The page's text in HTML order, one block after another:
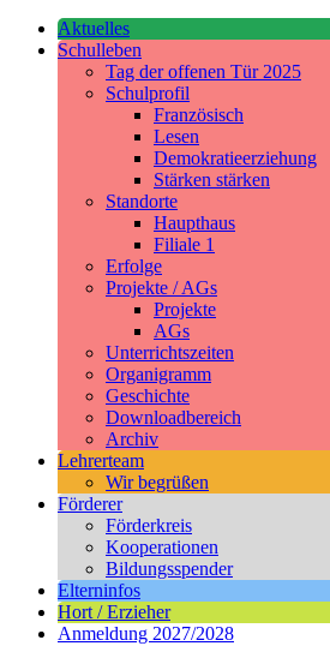
Aktuelles
Schulleben
Tag der offenen Tür 2025
Schulprofil
Französisch
Lesen
Demokratieerziehung
Stärken stärken
Standorte
Haupthaus
Filiale 1
Erfolge
Projekte / AGs
Projekte
AGs
Unterrichtszeiten
Organigramm
Geschichte
Downloadbereich
Archiv
Lehrerteam
Wir begrüßen
Förderer
Förderkreis
Kooperationen
Bildungsspender
Elterninfos
Hort / Erzieher
Anmeldung 2027/2028